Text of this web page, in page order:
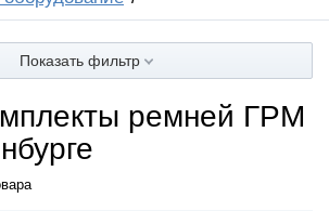
Показать фильтр
ремней ГРМ